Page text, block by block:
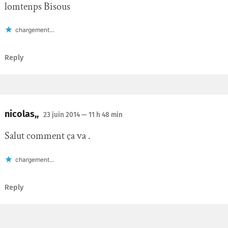
lomtenps Bisous
chargement…
Reply
nicolas,, 23 juin 2014— 11 h 48 min
Salut comment ça va .
chargement…
Reply